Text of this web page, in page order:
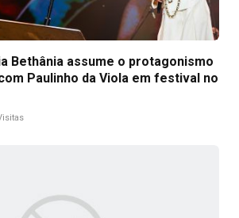
Bethânia assume o protagonismo
Paulinho da Viola em festival no